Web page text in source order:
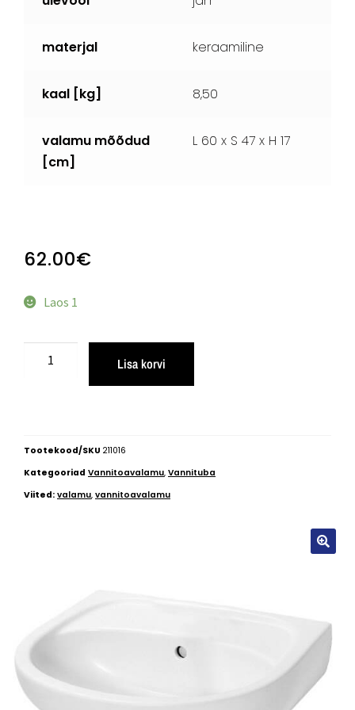
materjal keraamiline
kaal [kg] 8,50
valamu mõõdud
[cm]
L 60 x S 47 x H 17
62.00€
Laos 1
Lisa korvi
Tootekood/SKU 211016
Kategooriad Vannitoavalamu, Vannituba
Viited: valamu, vannitoavalamu